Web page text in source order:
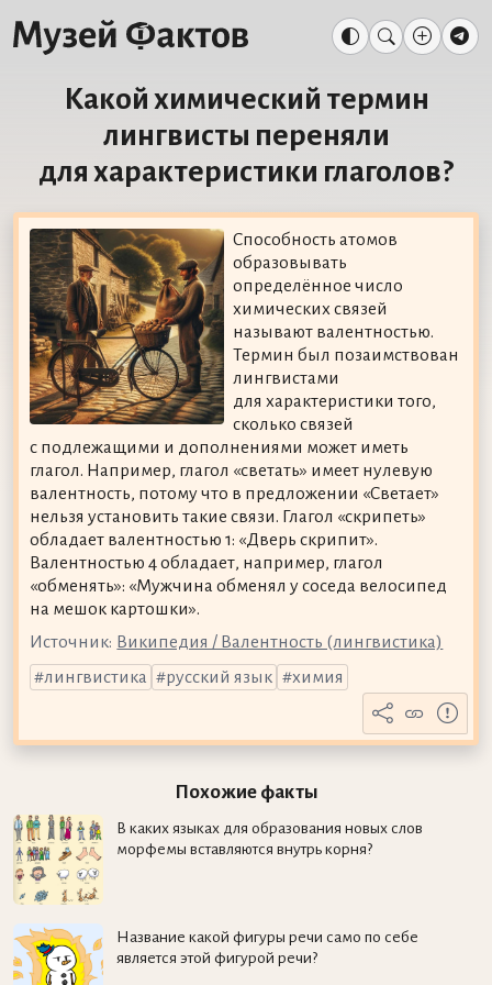
Какой химический термин
лингвисты переняли
для характеристики глаголов?
Способность атомов
образовывать
определённое число
химических связей
называют валентностью.
Термин был позаимствован
лингвистами
для характеристики того,
сколько связей
с подлежащими и дополнениями может иметь
глагол. Например, глагол «светать» имеет нулевую
валентность, потому что в предложении «Светает»
нельзя установить такие связи. Глагол «скрипеть»
обладает валентностью 1: «Дверь скрипит».
Валентностью 4 обладает, например, глагол
«обменять»: «Мужчина обменял у соседа велосипед
на мешок картошки».
Источник: Википедия / Валентность (лингвистика)
лингвистика
русский язык химия
Похожие факты
В каких языках для образования новых слов
морфемы вставляются внутрь корня?
Название какой фигуры речи само по себе
является этой фигурой речи?